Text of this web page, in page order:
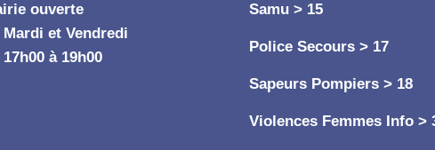
ouverte
Mardi et Vendredi
à 19h00
Samu > 15
Police Secours > 17
Sapeurs Pompiers > 18
Violences Femmes Info >